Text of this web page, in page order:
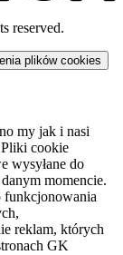
reserved.
plików cookies
my jak i nasi
cookie
wysyłane do
momencie.
funkcjonowania
reklam, których
GK